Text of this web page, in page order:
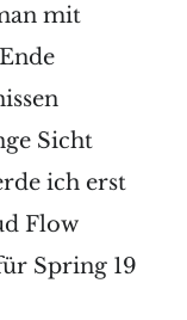
mit
Sicht
ich erst
Flow
Spring 19